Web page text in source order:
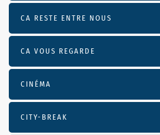
CA RESTE ENTRE NOUS
CA VOUS REGARDE
CINÉMA
CITY-BREAK